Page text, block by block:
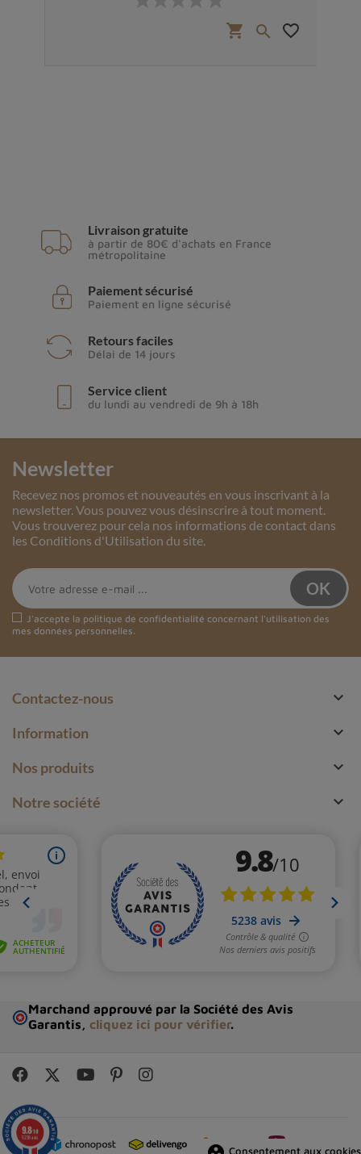
shopping_cart  favorite_border
Livraison gratuite
à partir de 80€ d'achats en France
métropolitaine
Paiement sécurisé
Paiement en ligne sécurisé
Retours faciles
Délai de 14 jours
Service client
du lundi au vendredi de 9h à 18h
Newsletter
Recevez nos promos et nouveautés en vous inscrivant à la
newsletter. Vous pouvez vous désinscrire à tout moment.
Vous trouverez pour cela nos informations de contact dans
les Conditions d'Utilisation du site.
J'accepte la politique de confidentialité concernant l'utilisation des
mes données personnelles.
Contactez-nous 
Information 
Nos produits 
Notre société 
Marchand approuvé par la Société des Avis
Garantis, cliquez ici pour vérifier.
Consentement aux cookies
9.8/10
5238 avis